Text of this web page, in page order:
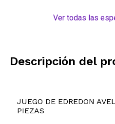
Ver todas las
Descripción del
JUEGO DE EDREDON
PIEZAS